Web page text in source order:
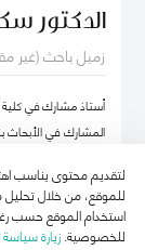
الدكتور
زميل باحث (غير
أستاذ مشارك في
المشارك في الأبحاث
نيوزيلندا لدراسات
لتقديم محتوى يناسب
للموقع، من خلال تحليل
استخدام الموقع حسب
للخصوصية.زيارة